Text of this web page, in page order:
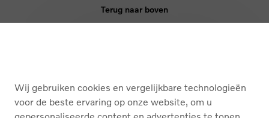
Terug naar boven
OVER ONS
Wij gebruiken cookies en vergelijkbare technologieën
voor de beste ervaring op onze website, om u